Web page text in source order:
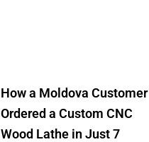
How a Moldova Customer
Ordered a Custom CNC
Wood Lathe in Just 7